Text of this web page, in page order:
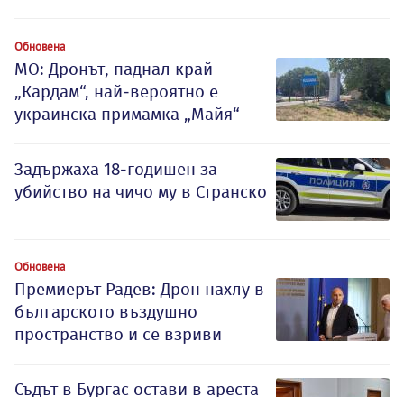
Обновена
МО: Дронът, паднал край
„Кардам“, най-вероятно е
украинска примамка „Майя“
Задържаха 18-годишен за
убийство на чичо му в Странско
Обновена
Премиерът Радев: Дрон нахлу в
българското въздушно
пространство и се взриви
Съдът в Бургас остави в ареста